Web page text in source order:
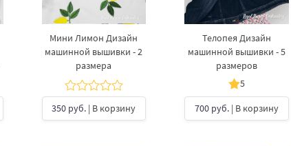
Мини Лимон Дизайн
машинной вышивки - 2
размера
350 руб. | В корзину
Телопея Дизайн
машинной вышивки - 5
размеров
5
700 руб. | В корзину